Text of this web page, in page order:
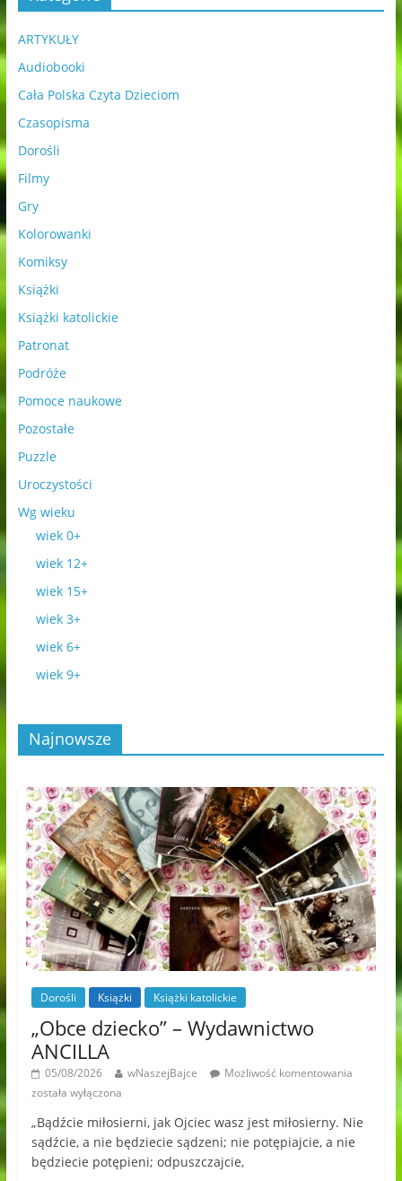
ARTYKUŁY
Audiobooki
Cała Polska Czyta Dzieciom
Czasopisma
Dorośli
Filmy
Gry
Kolorowanki
Komiksy
Książki
Książki katolickie
Patronat
Podróże
Pomoce naukowe
Pozostałe
Puzzle
Uroczystości
Wg wieku
wiek 0+
wiek 12+
wiek 15+
wiek 3+
wiek 6+
wiek 9+
Najnowsze
Dorośli Książki Książki katolickie
„Obce dziecko” – Wydawnictwo
ANCILLA
05/08/2026 wNaszejBajce
Możliwość komentowania
została wyłączona
„Bądźcie miłosierni, jak Ojciec wasz jest miłosierny. Nie
sądźcie, a nie będziecie sądzeni; nie potępiajcie, a nie
będziecie potępieni; odpuszczajcie,